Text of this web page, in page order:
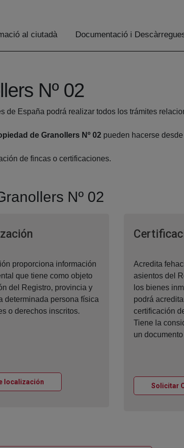
al ciutadà Documentació i
Nº 02
España podrá realizar todos los trámites
de Granollers Nº 02 pueden hacerse
de fincas o certificaciones.
Nº 02
Ventana nueva
proporciona información
que tiene como objeto
del Registro, provincia y
determinada persona física
o derechos inscritos.
localizaciónVentana nueva
Acredita
asientos del
los bienes
podrá
certificación
Tiene la
un
Solicitar